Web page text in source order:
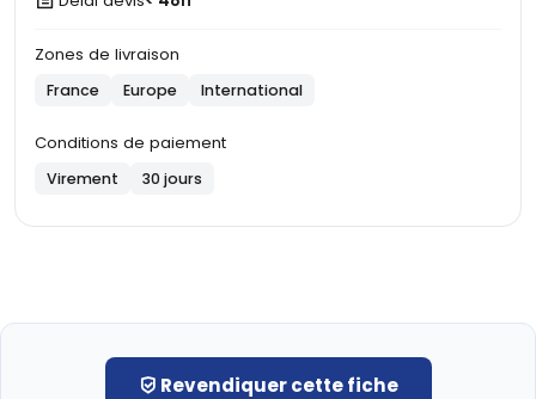
Zones de livraison
France Europe International
Conditions de paiement
Virement 30 jours
Revendiquer cette fiche